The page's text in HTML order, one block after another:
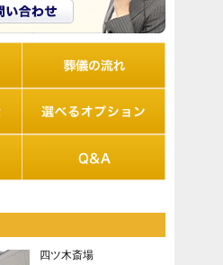
四ツ木斎場